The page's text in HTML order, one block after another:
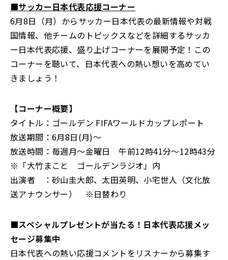
■サッカー日本代表応援コーナー
6月8日（月）からサッカー日本代表の最新情報や対戦
国情報、他チームのトピックスなどを詳細するサッカ
ー日本代表応援、盛り上げコーナーを展開予定！この
コーナーを聴いて、日本代表への熱い想いを高めてい
きましょう！
【コーナー概要】
タイトル：ゴールデン FIFAワールドカップレポート
放送期間：6月8日(月)～
放送時間：毎週月～金曜日 午前12時41分～12時43分
※「大竹まこと ゴールデンラジオ」内
出演者 ：砂山圭大郎、太田英明、小宅世人（文化放
送アナウンサー） ※日替わり
■スペシャルプレゼントが当たる！日本代表応援メッ
セージ募集中
日本代表への熱い応援コメントをリスナーから募集す